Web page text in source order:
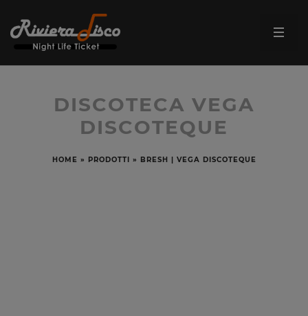
DISCOTECA VEGA
DISCOTEQUE
HOME » PRODOTTI » BRESH | VEGA DISCOTEQUE